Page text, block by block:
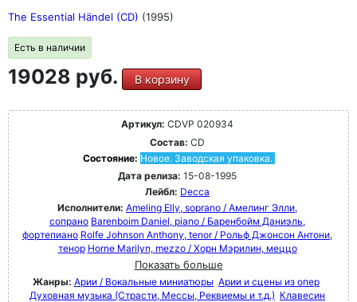
The Essential Händel (CD) (1995)
Есть в наличии
19028 руб. В корзину
Артикул: CDVP 020934
Состав: CD
Состояние: Новое. Заводская упаковка.
Дата релиза: 15-08-1995
Лейбл: Decca
Исполнители: Ameling Elly, soprano / Амелинг Элли,
сопрано Barenboim Daniel, piano / Баренбойм Даниэль,
фортепиано Rolfe Johnson Anthony, tenor / Рольф Джонсон Антони,
тенор Horne Marilyn, mezzo / Хорн Мэрилин, меццо
Показать больше
Жанры: Арии / Вокальные миниатюры Арии и сцены из опер
Духовная музыка (Страсти, Мессы, Реквиемы и т.д.) Клавесин